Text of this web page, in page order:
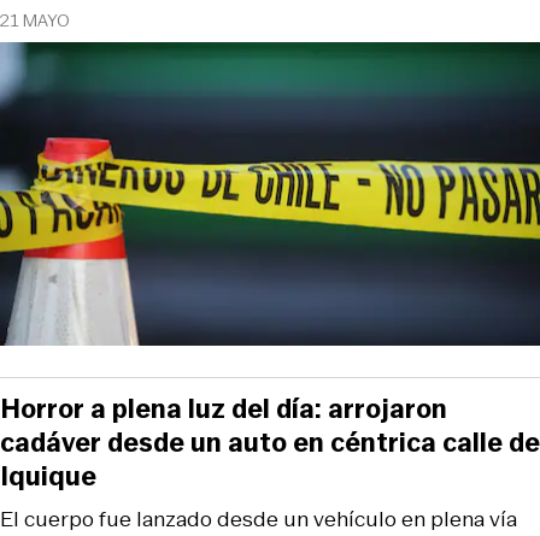
21 MAYO
El cuerpo fue lanzado desde un vehículo en plena vía
Horror a plena luz del día: arrojaron
cadáver desde un auto en céntrica calle de
Iquique